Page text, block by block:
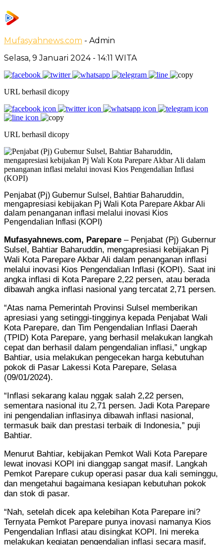
Mufasyahnews.com - Admin
Selasa, 9 Januari 2024 - 14:11 WITA
URL berhasil dicopy
URL berhasil dicopy
Penjabat (Pj) Gubernur Sulsel, Bahtiar Baharuddin,
mengapresiasi kebijakan Pj Wali Kota Parepare Akbar Ali
dalam penanganan inflasi melalui inovasi Kios
Pengendalian Inflasi (KOPI)
Mufasyahnews.com, Parepare – Penjabat (Pj) Gubernur
Sulsel, Bahtiar Baharuddin, mengapresiasi kebijakan Pj
Wali Kota Parepare Akbar Ali dalam penanganan inflasi
melalui inovasi Kios Pengendalian Inflasi (KOPI). Saat ini
angka inflasi di Kota Parepare 2,22 persen, atau berada
dibawah angka inflasi nasional yang tercatat 2,71 persen.
“Atas nama Pemerintah Provinsi Sulsel memberikan
apresiasi yang setinggi-tingginya kepada Penjabat Wali
Kota Parepare, dan Tim Pengendalian Inflasi Daerah
(TPID) Kota Parepare, yang berhasil melakukan langkah
cepat dan berhasil dalam pengendalian inflasi,” ungkap
Bahtiar, usia melakukan pengecekan harga kebutuhan
pokok di Pasar Lakessi Kota Parepare, Selasa
(09/01/2024).
“Inflasi sekarang kalau nggak salah 2,22 persen,
sementara nasional itu 2,71 persen. Jadi Kota Parepare
ini pengendalian inflasinya dibawah inflasi nasional,
termasuk baik dan prestasi terbaik di Indonesia,” puji
Bahtiar.
Menurut Bahtiar, kebijakan Pemkot Wali Kota Parepare
lewat inovasi KOPI ini dianggap sangat masif. Langkah
Pemkot Parepare cukup operasi pasar dua kali seminggu,
dan mengetahui bagaimana kesiapan kebutuhan pokok
dan stok di pasar.
“Nah, setelah dicek apa kelebihan Kota Parepare ini?
Ternyata Pemkot Parepare punya inovasi namanya Kios
Pengendalian Inflasi atau disingkat KOPI. Ini mereka
melakukan kegiatan pengendalian inflasi secara masif,